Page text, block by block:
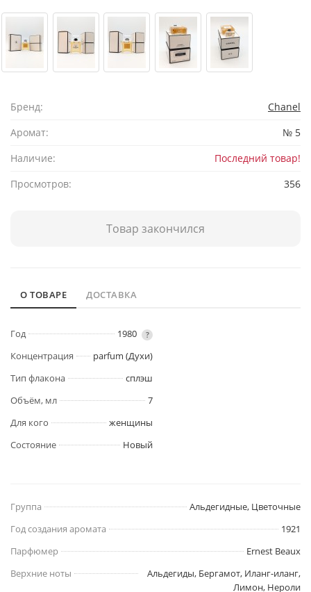
Бренд:
Chanel
Аромат:
№ 5
Наличие:
Последний товар!
Просмотров:
356
Товар закончился
О ТОВАРЕ ДОСТАВКА
Год 1980 ?
Концентрация
parfum (Духи)
Тип флакона
сплэш
Объём, мл
7
Для кого
женщины
Состояние
Новый
Группа
Альдегидные, Цветочные
Год создания аромата
1921
Парфюмер
Ernest Beaux
Верхние ноты
Альдегиды, Бергамот, Иланг-иланг,
Лимон, Нероли